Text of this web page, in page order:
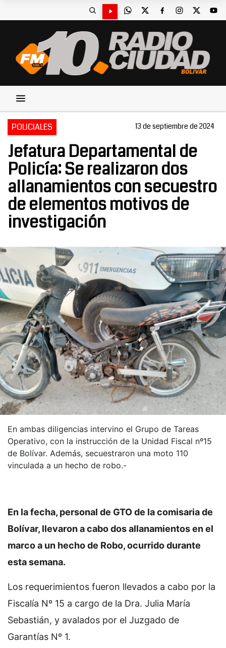
POLICIALES 13 de septiembre de 2024
Jefatura Departamental de
Policía: Se realizaron dos
allanamientos con secuestro
de elementos motivos de
investigación
En ambas diligencias intervino el Grupo de Tareas
Operativo, con la instrucción de la Unidad Fiscal nº15
de Bolívar. Además, secuestraron una moto 110
vinculada a un hecho de robo.-
En la fecha, personal de GTO de la comisaria de
Bolívar, llevaron a cabo dos allanamientos en el
marco a un hecho de Robo, ocurrido durante
esta semana.
Los requerimientos fueron llevados a cabo por la
Fiscalía Nº 15 a cargo de la Dra. Julia María
Sebastián, y avalados por el Juzgado de
Garantías Nº 1.